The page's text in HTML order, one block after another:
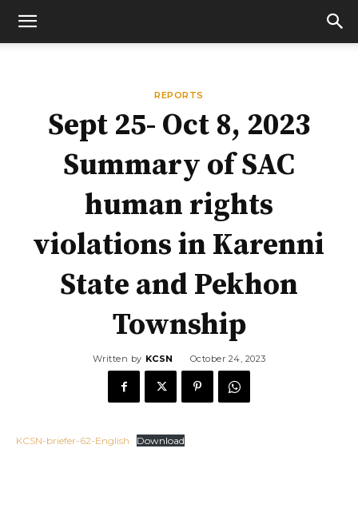
REPORTS
Sept 25- Oct 8, 2023
Summary of SAC
human rights
violations in Karenni
State and Pekhon
Township
Written by KCSN October 24, 2023
KCSN-briefer-62-English Download